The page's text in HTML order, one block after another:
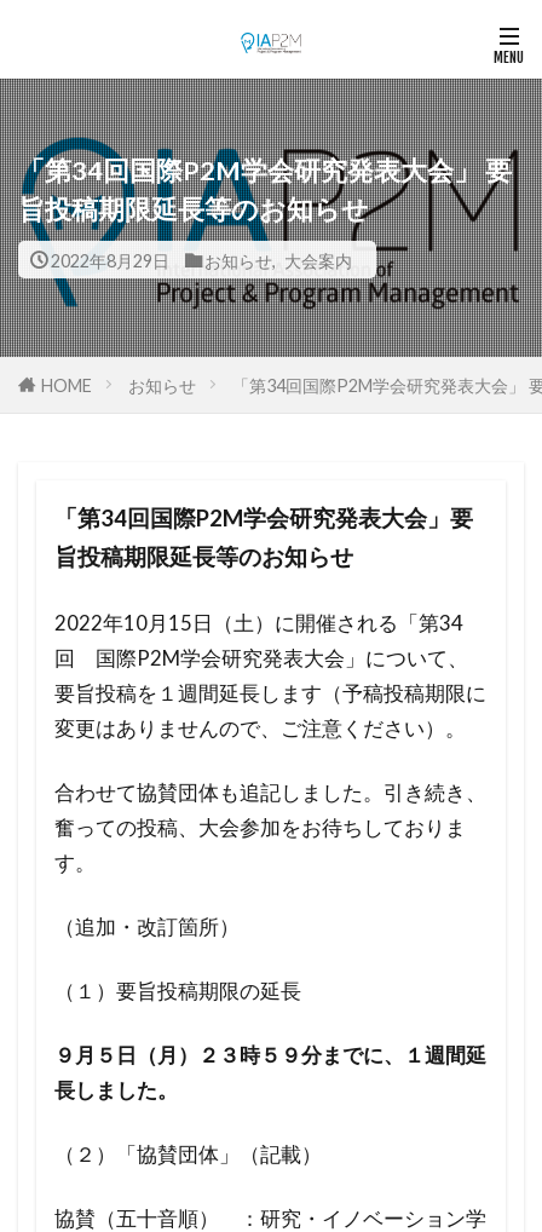
「第34回国際P2M学会研究発表大会」 要
旨投稿期限延長等のお知らせ
2022年8月29日 お知らせ 大会案内
HOME お知らせ 「第34回国際P2M学会研究発表大会」
「第34回国際P2M学会研究発表大会」要
旨投稿期限延長等のお知らせ
2022年10月15日（土）に開催される「第34
回 国際P2M学会研究発表大会」について、
要旨投稿を１週間延長します（予稿投稿期限に
変更はありませんので、ご注意ください）。
合わせて協賛団体も追記しました。引き続き、
奮っての投稿、大会参加をお待ちしておりま
す。
（追加・改訂箇所）
（１）要旨投稿期限の延長
９月５日（月）２３時５９分までに、１週間延
長しました。
（２）「協賛団体」（記載）
協賛（五十音順） ：研究・イノベーション学